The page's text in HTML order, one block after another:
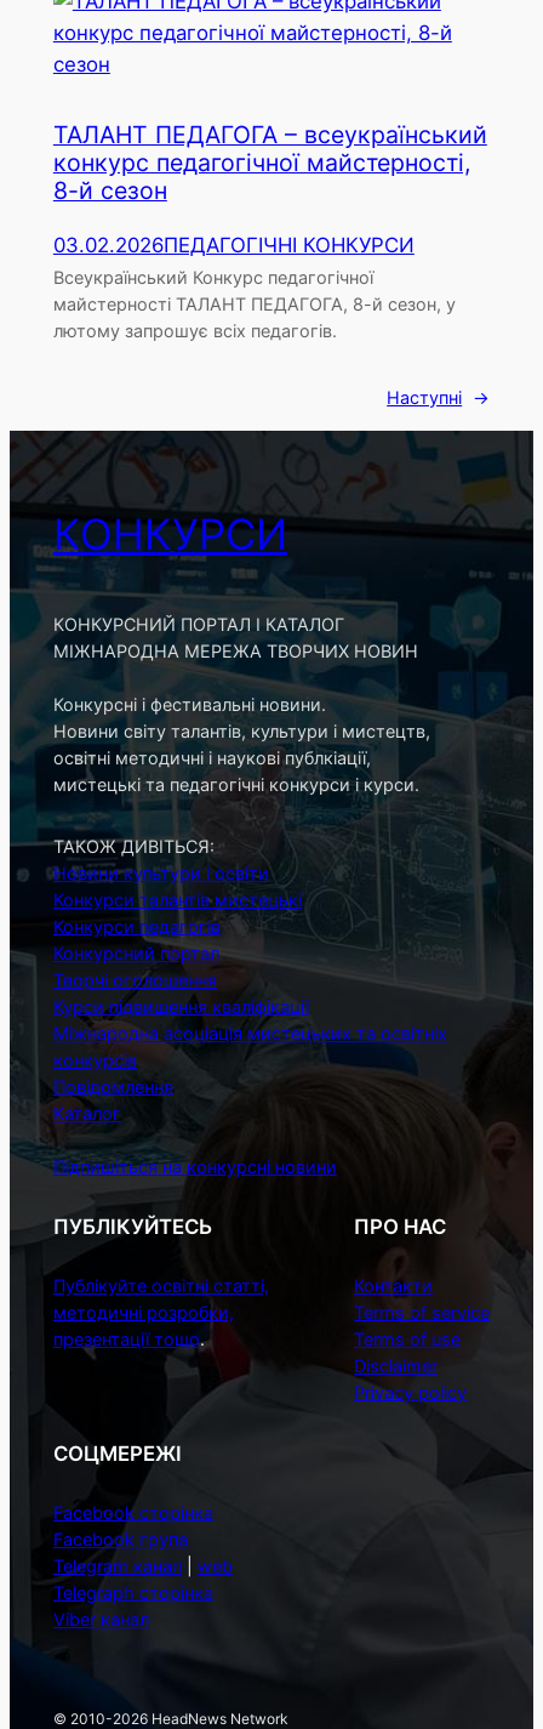
ТАЛАНТ ПЕДАГОГА – всеукраїнський
конкурс педагогічної майстерності,
8-й сезон
03.02.2026ПЕДАГОГІЧНІ КОНКУРСИ
Всеукраїнський Конкурс педагогічної
майстерності ТАЛАНТ ПЕДАГОГА, 8-й сезон, у
лютому запрошує всіх педагогів.
Наступні →
КОНКУРСИ
КОНКУРСНИЙ ПОРТАЛ І КАТАЛОГ
МІЖНАРОДНА МЕРЕЖА ТВОРЧИХ НОВИН
Конкурсні і фестивальні новини.
Новини світу талантів, культури і мистецтв,
освітні методичні і наукові публкіації,
мистецькі та педагогічні конкурси і курси.
ТАКОЖ ДИВІТЬСЯ:
Новини культури і освіти
Конкурси талантів мистецькі
Конкурси педагогів
Конкурсний портал
Творчі оголошення
Курси підвищення кваліфікації
Міжнародна асоціація мистецьких та освітніх
конкурсів
Повідомлення
Каталог
Підпишіться на конкурсні новини
ПУБЛІКУЙТЕСЬ
Публікуйте освітні статті,
методичні розробки,
презентації тощо.
ПРО НАС
Контакти
Terms of service
Terms of use
Disclaimer
Privacy policy
СОЦМЕРЕЖІ
Facebook сторінка
Facebook група
Telegram канал| web
Telegraph сторінка
Viber канал
© 2010-2026 HeadNews Network